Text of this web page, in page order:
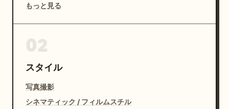
もっと見る
スタイル
写真撮影
シネマティック / フィルムスチル